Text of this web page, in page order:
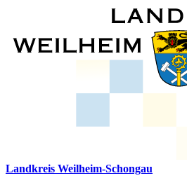
Landkreis Weilheim-Schongau